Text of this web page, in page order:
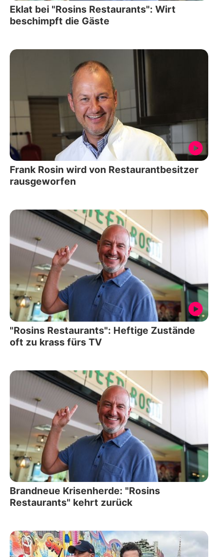
Eklat bei "Rosins Restaurants": Wirt
beschimpft die Gäste
Frank Rosin wird von Restaurantbesitzer
rausgeworfen
"Rosins Restaurants": Heftige Zustände
oft zu krass fürs TV
Brandneue Krisenherde: "Rosins
Restaurants" kehrt zurück